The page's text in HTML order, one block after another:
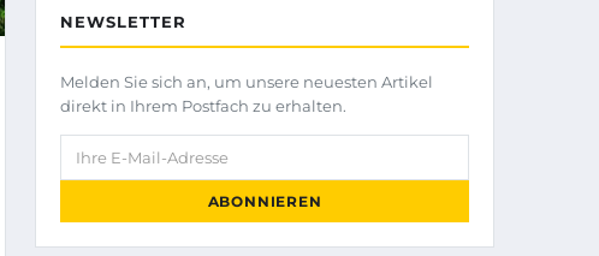
NEWSLETTER
Melden Sie sich an, um unsere neuesten Artikel
direkt in Ihrem Postfach zu erhalten.
Ihre E-Mail-Adresse
ABONNIEREN